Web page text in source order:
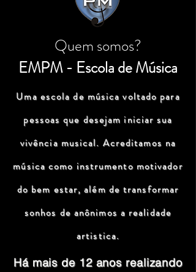
Quem somos?
EMPM - Escola de Música
Uma escola de música voltado para
pessoas que desejam iniciar sua
vivência musical. Acreditamos na
música como instrumento motivador
do bem estar, além de transformar
sonhos de anônimos a realidade
artistica.
Há mais de 12 anos realizando